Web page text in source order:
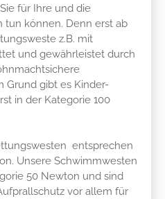
für Ihre und die
tun können. Denn erst ab
z.B. mit
und gewährleistet durch
Grund gibt es Kinder-
in der Kategorie 100
entsprechen
Unsere Schwimmwesten
50 Newton und sind
vor allem für